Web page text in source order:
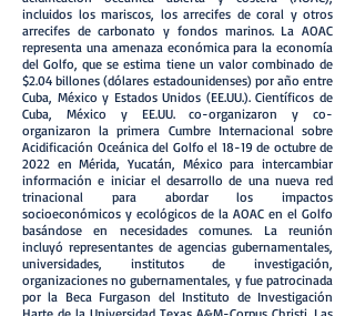
incluidos los mariscos, los arrecifes de coral y otros
arrecifes de carbonato y fondos marinos. La AOAC
representa una amenaza económica para la economía
del Golfo, que se estima tiene un valor combinado de
$2.04 billones (dólares estadounidenses) por año entre
Cuba, México y Estados Unidos (EE.UU.). Científicos de
Cuba, México y EE.UU. co-organizaron y co-
organizaron la primera Cumbre Internacional sobre
Acidificación Oceánica del Golfo el 18-19 de octubre de
2022 en Mérida, Yucatán, México para intercambiar
información e iniciar el desarrollo de una nueva red
trinacional para abordar los impactos
socioeconómicos y ecológicos de la AOAC en el Golfo
basándose en necesidades comunes. La reunión
incluyó representantes de agencias gubernamentales,
universidades, institutos de investigación,
organizaciones no gubernamentales, y fue patrocinada
por la Beca Furgason del Instituto de Investigación